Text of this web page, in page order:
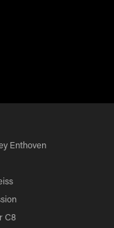
Enthoven
C8